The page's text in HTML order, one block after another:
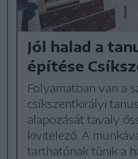
Jól halad a
építése
Folyamatban van a
csíkszentkirályi
alapozását tavaly
kivitelező. A
tarthatónak tűnik a